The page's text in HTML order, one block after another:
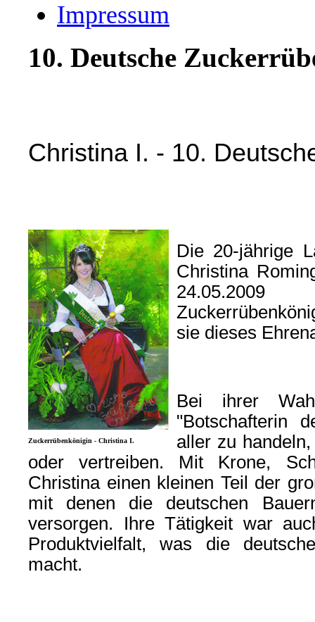
Impressum
10. Deutsche
Christina I. - 10.
Zuckerrübenkönigin - Christina I.
Die 20-jährige
Christina
sie dieses
Bei ihrer
"Botschafterin
aller zu
oder vertreiben. Mit Krone,
Christina einen kleinen Teil der
mit denen die deutschen
versorgen. Ihre Tätigkeit war
Produktvielfalt, was die
macht.